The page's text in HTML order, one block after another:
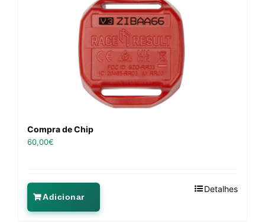
Compra de Chip
60,00€
Adicionar
Detalhes